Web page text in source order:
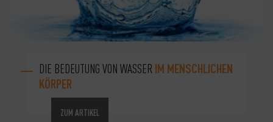
DIE BEDEUTUNG VON WASSER IM MENSCHLICHEN
KÖRPER
ZUM ARTIKEL